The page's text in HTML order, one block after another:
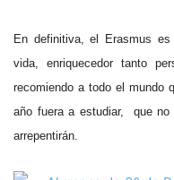
En definitiva, el Erasmus
vida, enriquecedor tanto
recomiendo a todo el mundo
año fuera a estudiar, que no
arrepentirán.